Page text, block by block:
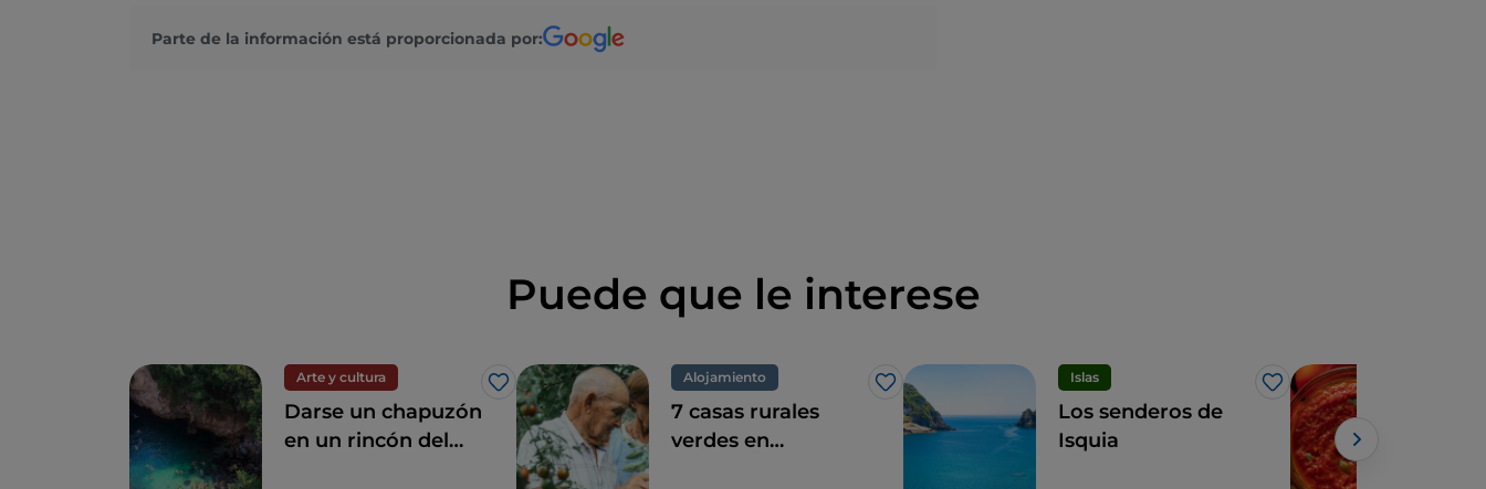
Parte de la información está proporcionada por:
Puede que le interese
Arte y cultura
Me gusta
Darse un chapuzón
en un rincón del
Alojamiento
Me gusta
7 casas rurales
verdes en
Islas
Me gusta
Los senderos de
Isquia